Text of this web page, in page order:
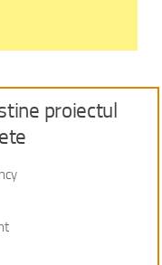
proiectul